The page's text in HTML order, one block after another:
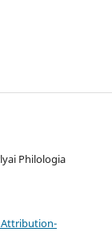
Philologia
Attribution-